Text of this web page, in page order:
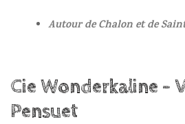
Autour de Chalon et de
Cie Wonderkaline -
Pensuet